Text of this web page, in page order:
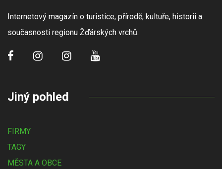
Internetový magazín o turistice, přírodě, kultuře, historii a
současnosti regionu Žďárských vrchů.
Jiný pohled
FIRMY
TAGY
MĚSTA A OBCE